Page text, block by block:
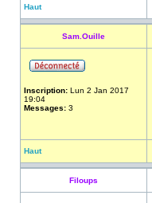
Haut
Sam.Ouille
Inscription: Lun 2 Jan 2017
19:04
Messages: 3
Haut
Filoups